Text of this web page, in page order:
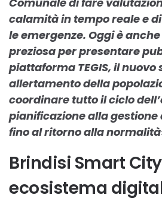
calamità in tempo reale e
le emergenze. Oggi è
preziosa per presentare
piattaforma TEGIS, il nuovo
allertamento della
coordinare tutto il ciclo
pianificazione alla gestione
fino al ritorno alla normalità
Brindisi Smart
ecosistema